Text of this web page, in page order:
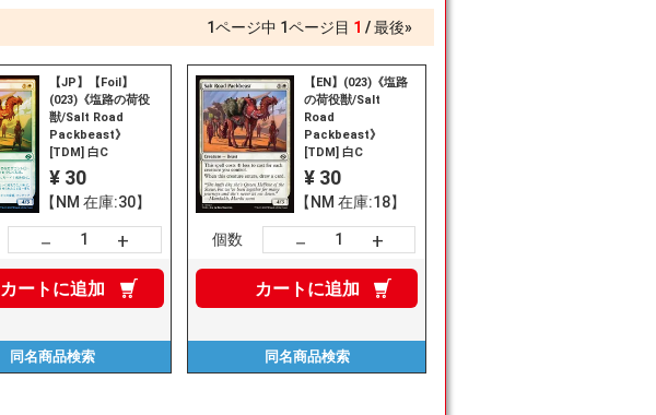
1ページ中 1ページ目 1 最後»
【JP】【Foil】
(023)《塩路の荷役
獣/Salt Road
Packbeast》
[TDM] 白C
¥ 30
【NM 在庫:30】
－ +
カートに追加
同名商品検索
【EN】(023)《塩路
の荷役獣/Salt
Road
Packbeast》
[TDM] 白C
¥ 30
【NM 在庫:18】
個数 － +
カートに追加
同名商品検索